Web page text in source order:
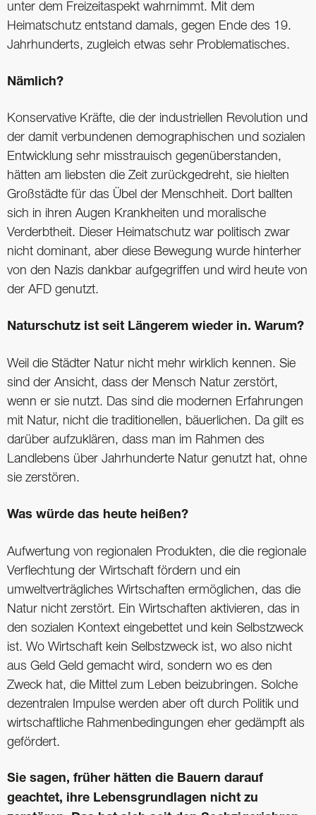
unter dem Freizeitaspekt wahrnimmt. Mit dem
Heimatschutz entstand damals, gegen Ende des 19.
Jahrhunderts, zugleich etwas sehr Problematisches.
Nämlich?
Konservative Kräfte, die der industriellen Revolution und
der damit verbundenen demographischen und sozialen
Entwicklung sehr misstrauisch gegenüberstanden,
hätten am liebsten die Zeit zurückgedreht, sie hielten
Großstädte für das Übel der Menschheit. Dort ballten
sich in ihren Augen Krankheiten und moralische
Verderbtheit. Dieser Heimatschutz war politisch zwar
nicht dominant, aber diese Bewegung wurde hinterher
von den Nazis dankbar aufgegriffen und wird heute von
der AFD genutzt.
Naturschutz ist seit Längerem wieder in. Warum?
Weil die Städter Natur nicht mehr wirklich kennen. Sie
sind der Ansicht, dass der Mensch Natur zerstört,
wenn er sie nutzt. Das sind die modernen Erfahrungen
mit Natur, nicht die traditionellen, bäuerlichen. Da gilt es
darüber aufzuklären, dass man im Rahmen des
Landlebens über Jahrhunderte Natur genutzt hat, ohne
sie zerstören.
Was würde das heute heißen?
Aufwertung von regionalen Produkten, die die regionale
Verflechtung der Wirtschaft fördern und ein
umweltverträgliches Wirtschaften ermöglichen, das die
Natur nicht zerstört. Ein Wirtschaften aktivieren, das in
den sozialen Kontext eingebettet und kein Selbstzweck
ist. Wo Wirtschaft kein Selbstzweck ist, wo also nicht
aus Geld Geld gemacht wird, sondern wo es den
Zweck hat, die Mittel zum Leben beizubringen. Solche
dezentralen Impulse werden aber oft durch Politik und
wirtschaftliche Rahmenbedingungen eher gedämpft als
gefördert.
Sie sagen, früher hätten die Bauern darauf
geachtet, ihre Lebensgrundlagen nicht zu